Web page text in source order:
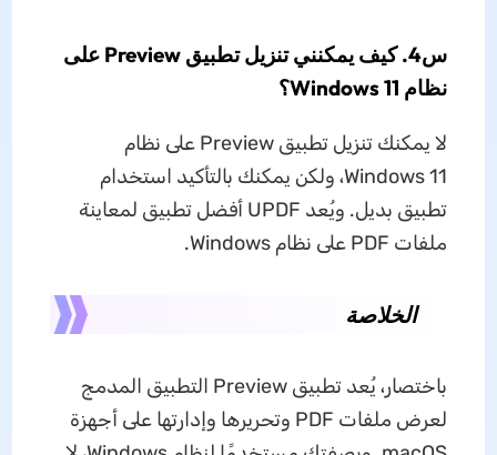
س4. كيف يمكنني تنزيل تطبيق Preview على
نظام Windows 11؟
لا يمكنك تنزيل تطبيق Preview على نظام
Windows 11، ولكن يمكنك بالتأكيد استخدام
تطبيق بديل. ويُعد UPDF أفضل تطبيق لمعاينة
ملفات PDF على نظام Windows.
الخلاصة
باختصار، يُعد تطبيق Preview التطبيق المدمج
لعرض ملفات PDF وتحريرها وإدارتها على أجهزة